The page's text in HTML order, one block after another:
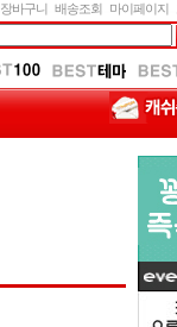
장바구니 배송조회 마이페이지